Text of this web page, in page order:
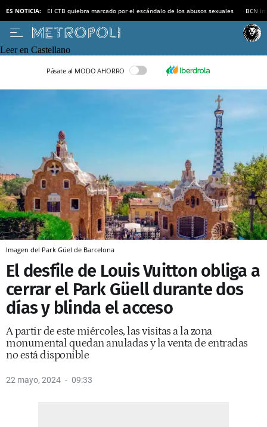
ES NOTICIA: El CTB quiebra marcado por el escándalo de los abusos sexuales BCN
Leer en Castellano
Pásate al MODO AHORRO
Imagen del Park Güel de Barcelona
El desfile de Louis Vuitton obliga a
cerrar el Park Güell durante dos
días y blinda el acceso
A partir de este miércoles, las visitas a la zona
monumental quedan anuladas y la venta de entradas
no está disponible
22 mayo, 2024 09:33